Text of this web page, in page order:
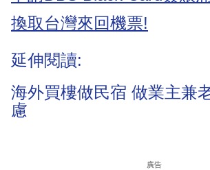
換取台灣來回機票!
延伸閱讀:
海外買樓做民宿 做業主兼
慮
廣告